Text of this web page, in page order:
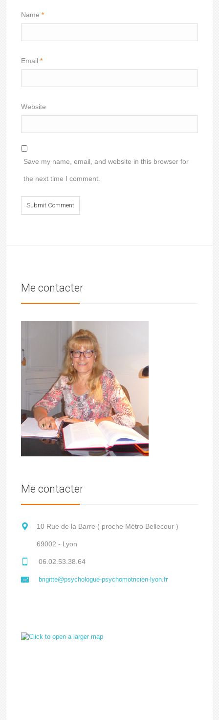
Name*
Email*
Website
Save my name, email, and website in this browser for
the next time I comment.
Me contacter
Me contacter
10 Rue de la Barre ( proche Métro Bellecour )
69002 - Lyon
06.02.53.38.64
brigitte@psychologue-psychomotricien-lyon.fr